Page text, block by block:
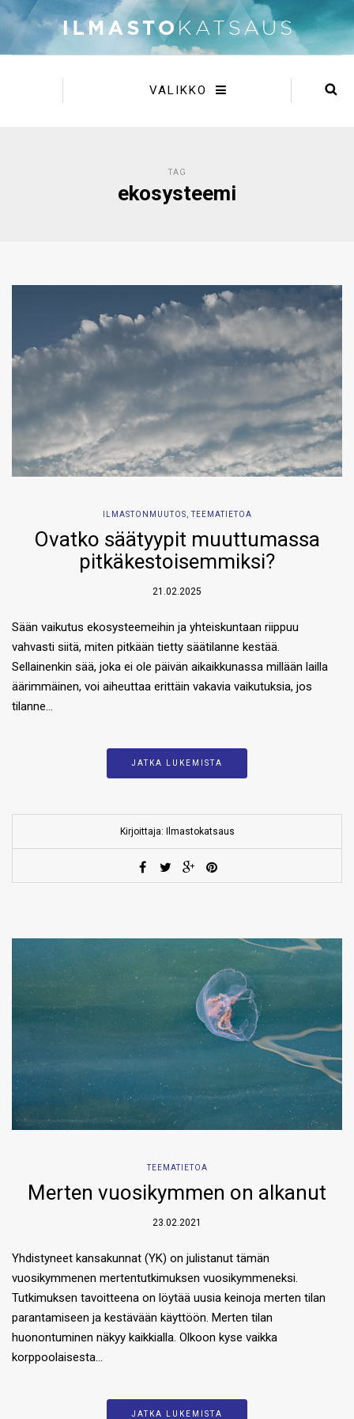
VALIKKO
TAG
ekosysteemi
ILMASTONMUUTOS,TEEMATIETOA
Ovatko säätyypit muuttumassa
pitkäkestoisemmiksi?
21.02.2025
Sään vaikutus ekosysteemeihin ja yhteiskuntaan riippuu
vahvasti siitä, miten pitkään tietty säätilanne kestää.
Sellainenkin sää, joka ei ole päivän aikaikkunassa millään lailla
äärimmäinen, voi aiheuttaa erittäin vakavia vaikutuksia, jos
tilanne…
JATKA LUKEMISTA
Kirjoittaja: Ilmastokatsaus
TEEMATIETOA
Merten vuosikymmen on alkanut
23.02.2021
Yhdistyneet kansakunnat (YK) on julistanut tämän
vuosikymmenen mertentutkimuksen vuosikymmeneksi.
Tutkimuksen tavoitteena on löytää uusia keinoja merten tilan
parantamiseen ja kestävään käyttöön. Merten tilan
huonontuminen näkyy kaikkialla. Olkoon kyse vaikka
korppoolaisesta…
JATKA LUKEMISTA